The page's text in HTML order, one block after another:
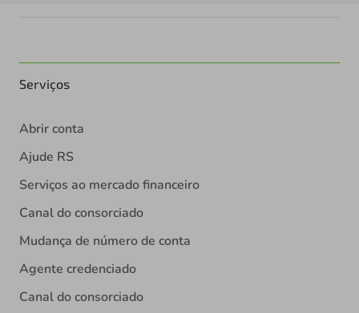
Serviços
Abrir conta
Ajude RS
Serviços ao mercado financeiro
Canal do consorciado
Mudança de número de conta
Agente credenciado
Canal do consorciado